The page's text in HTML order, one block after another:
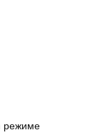
режиме